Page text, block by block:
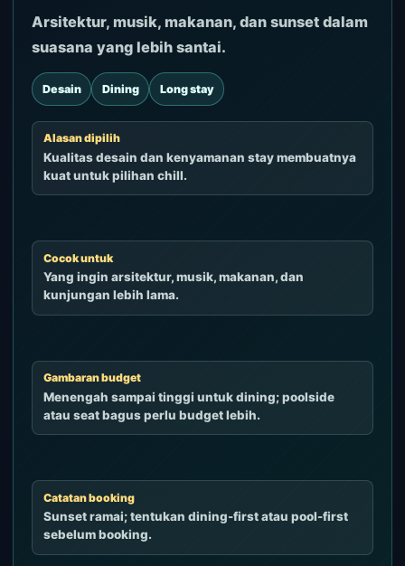
Arsitektur, musik, makanan, dan sunset dalam
suasana yang lebih santai.
Desain Dining Long stay
Alasan dipilih
Kualitas desain dan kenyamanan stay membuatnya
kuat untuk pilihan chill.
Cocok untuk
Yang ingin arsitektur, musik, makanan, dan
kunjungan lebih lama.
Gambaran budget
Menengah sampai tinggi untuk dining; poolside
atau seat bagus perlu budget lebih.
Catatan booking
Sunset ramai; tentukan dining-first atau pool-first
sebelum booking.